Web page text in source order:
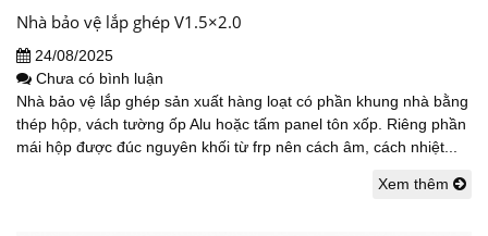
Nhà bảo vệ lắp ghép V1.5×2.0
24/08/2025
Chưa có bình luận
Nhà bảo vệ lắp ghép sản xuất hàng loạt có phần khung nhà bằng
thép hộp, vách tường ốp Alu hoặc tấm panel tôn xốp. Riêng phần
mái hộp được đúc nguyên khối từ frp nên cách âm, cách nhiệt...
Xem thêm